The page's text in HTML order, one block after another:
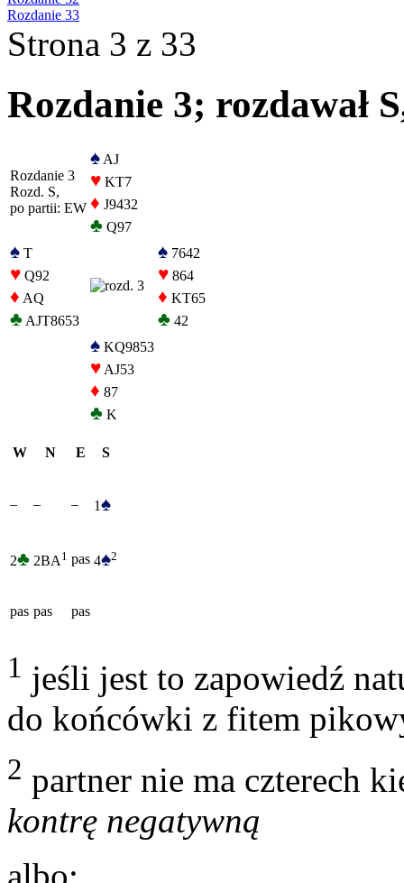
Rozdanie 33
Strona 3 z 33
Rozdanie 3; rozdawał
Rozdanie 3
Rozd. S,
po partii: EW
♠ AJ
♥ KT7
♦ J9432
♣ Q97
♠ T
♥ Q92
♦ AQ
♣ AJT8653
♠ 7642
♥ 864
♦ KT65
♣ 42
♠ KQ9853
♥ AJ53
♦ 87
♣ K
W N E S
– – – 1♠
2♣ 2BA 1 pas 4♠2
pas pas pas
1 jeśli jest to zapowiedź
do końcówki z fitem
2 partner nie ma czterech
kontrę negatywną
albo: